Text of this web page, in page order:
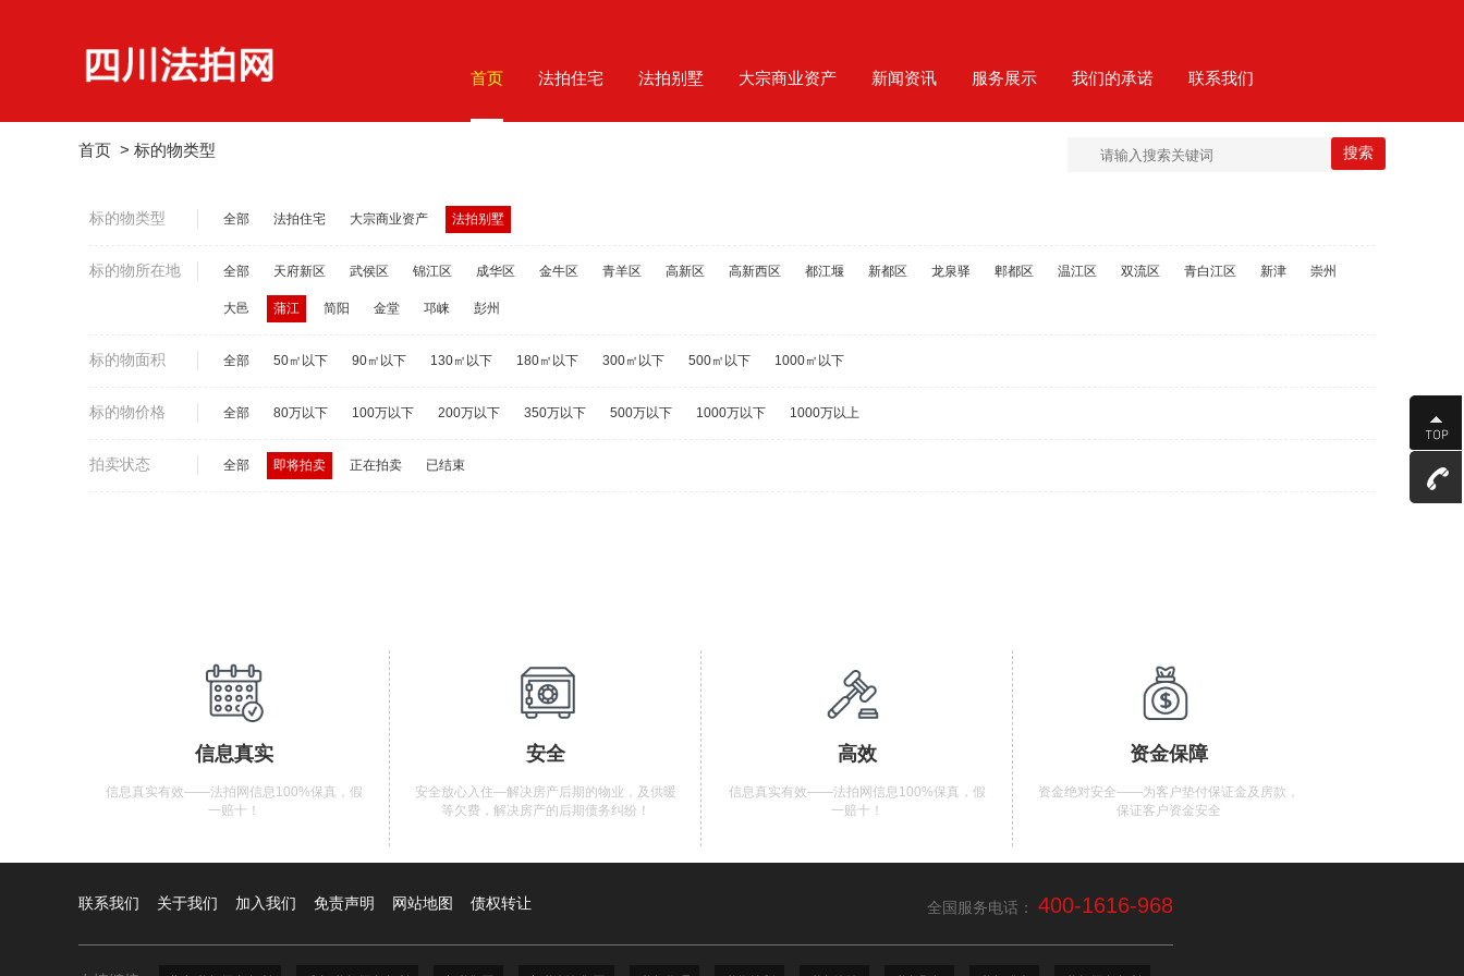
首页 法拍住宅 法拍别墅 大宗商业资产 新闻资讯 服务展示 我们的承诺 联系我们
首页 > 标的物类型
标的物类型 全部 法拍住宅 大宗商业资产 法拍别墅
标的物所在地 全部 天府新区 武侯区 锦江区 成华区 金牛区 青羊区 高新区 高新西区 都江堰 新都区 龙泉驿 郫都区 温江区 双流区 青白江区 新津 崇州
大邑 蒲江 简阳 金堂 邛崃 彭州
标的物面积 全部 50㎡以下 90㎡以下 130㎡以下 180㎡以下 300㎡以下 500㎡以下 1000㎡以下
标的物价格 全部 80万以下 100万以下 200万以下 350万以下 500万以下 1000万以下 1000万以上
拍卖状态 全部 即将拍卖 正在拍卖 已结束
信息真实
信息真实有效——法拍网信息100%保真，假
一赔十！
安全
安全放心入住—解决房产后期的物业，及供暖
等欠费，解决房产的后期债务纠纷！
高效
信息真实有效——法拍网信息100%保真，假
一赔十！
资金保障
资金绝对安全——为客户垫付保证金及房款，
保证客户资金安全
联系我们 关于我们 加入我们 免责声明 网站地图 债权转让 全国服务电话： 400-1616-968